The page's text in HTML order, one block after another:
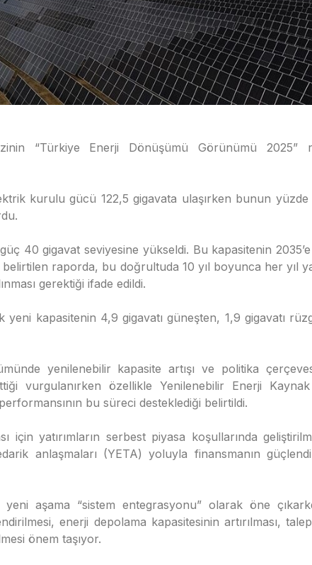
“Türkiye Enerji Dönüşümü Görünümü 2025”
kurulu gücü 122,5 gigavata ulaşırken bunun yüzde
40 gigavat seviyesine yükseldi. Bu kapasitenin
belirtilen raporda, bu doğrultuda 10 yıl boyunca her yıl
gerektiği ifade edildi.
yeni kapasitenin 4,9 gigavatı güneşten, 1,9 gigavatı
yenilenebilir kapasite artışı ve politika
vurgulanırken özellikle Yenilenebilir Enerji Kaynak
bu süreci desteklediği belirtildi.
için yatırımların serbest piyasa koşullarında
anlaşmaları (YETA) yoluyla finansmanın
aşama “sistem entegrasyonu” olarak öne
enerji depolama kapasitesinin artırılması,
önem taşıyor.